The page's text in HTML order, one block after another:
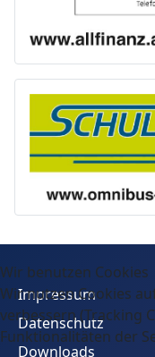
Impressum
Datenschutz
Downloads
Wir benutzen Cookies
Wir nutzen Cookies
verbessern (Tracking
Funktionalitäten der